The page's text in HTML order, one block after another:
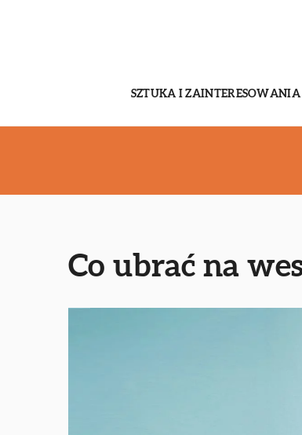
SZTUKA I ZAINTERESOWANIA
Co ubrać na